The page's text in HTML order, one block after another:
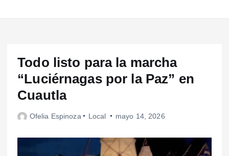
Todo listo para la marcha
“Luciérnagas por la Paz” en
Cuautla
Ofelia Espinoza Local mayo 14, 2026